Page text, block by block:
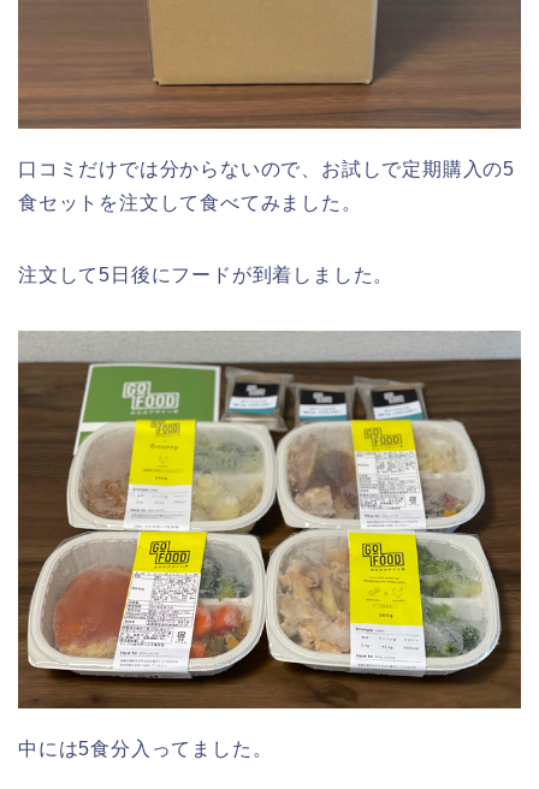
口コミだけでは分からないので、お試しで定期購入の5
食セットを注文して食べてみました。
注文して5日後にフードが到着しました。
中には5食分入ってました。